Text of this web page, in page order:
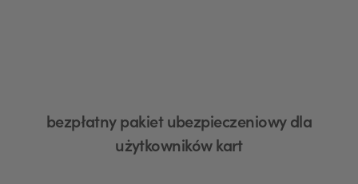
bezpłatny pakiet ubezpieczeniowy dla
użytkowników kart